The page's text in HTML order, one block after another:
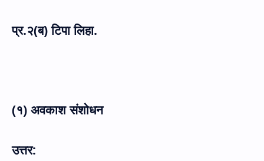
प्र.२(ब) टिपा लिहा.
(१) अवकाश संशोधन
उत्तर: